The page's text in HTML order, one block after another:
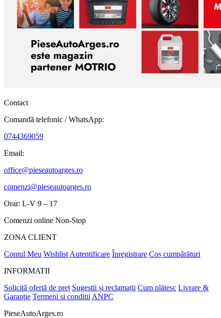
Contact
Comandă telefonic / WhatsApp:
0744369059
Email:
office@pieseautoarges.ro
comenzi@pieseautoarges.ro
Orar: L-V 9 – 17
Comenzi online Non-Stop
ZONA CLIENT
Contul Meu Wishlist Autentificare Înregistrare Coș cumpărături
INFORMATII
Solicită ofertă de preț Sugestii și reclamații Cum plătesc Livrare &
Garanție Termeni si conditii ANPC
PieseAutoArges.ro